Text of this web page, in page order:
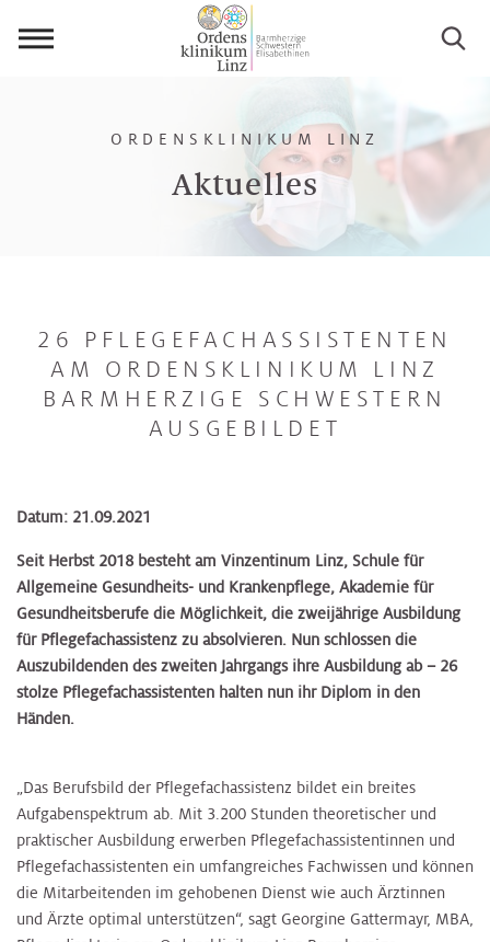
Aktuelles
ORDENSKLINIKUM LINZ
26 PFLEGEFACHASSISTENTEN
AM ORDENSKLINIKUM LINZ
BARMHERZIGE SCHWESTERN
AUSGEBILDET
Datum: 21.09.2021
Seit Herbst 2018 besteht am Vinzentinum Linz, Schule für
Allgemeine Gesundheits- und Krankenpflege, Akademie für
Gesundheitsberufe die Möglichkeit, die zweijährige Ausbildung
für Pflegefachassistenz zu absolvieren. Nun schlossen die
Auszubildenden des zweiten Jahrgangs ihre Ausbildung ab – 26
stolze Pflegefachassistenten halten nun ihr Diplom in den
Händen.
„Das Berufsbild der Pflegefachassistenz bildet ein breites
Aufgabenspektrum ab. Mit 3.200 Stunden theoretischer und
praktischer Ausbildung erwerben Pflegefachassistentinnen und
Pflegefachassistenten ein umfangreiches Fachwissen und können
die Mitarbeitenden im gehobenen Dienst wie auch Ärztinnen
und Ärzte optimal unterstützen“, sagt Georgine Gattermayr, MBA,